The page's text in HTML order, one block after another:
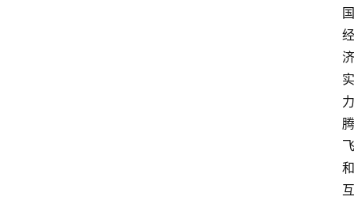
国
经
济
实
力
腾
飞
和
互